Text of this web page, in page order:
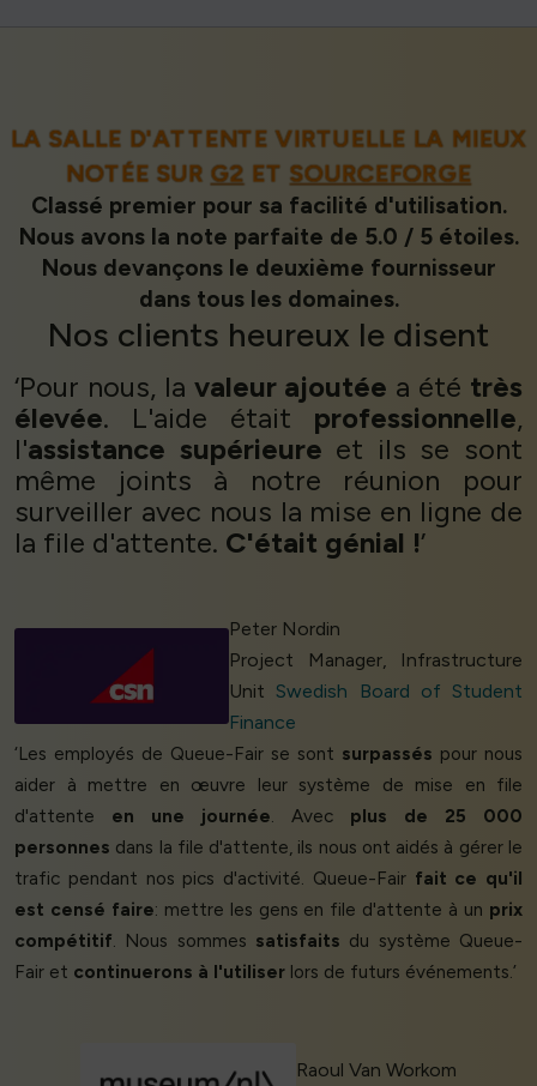
LA SALLE D'ATTENTE VIRTUELLE LA MIEUX
NOTÉE SURG2 ET SOURCEFORGE
Classé premier pour sa facilité d'utilisation.
Nous avons la note parfaite de 5.0 / 5 étoiles.
Nous devançons le deuxième fournisseur
dans tous les domaines.
Nos clients heureux le disent
‘Pour nous, la valeur ajoutée a été très
élevée. L'aide était professionnelle,
l'assistance supérieure et ils se sont
même joints à notre réunion pour
surveiller avec nous la mise en ligne de
la file d'attente. C'était génial !’
Peter Nordin
Project Manager, Infrastructure
Unit Swedish Board of Student
Finance
‘Les employés de Queue-Fair se sont surpassés pour nous
aider à mettre en œuvre leur système de mise en file
d'attente en une journée. Avec plus de 25 000
personnes dans la file d'attente, ils nous ont aidés à gérer le
trafic pendant nos pics d'activité. Queue-Fair fait ce qu'il
est censé faire: mettre les gens en file d'attente à un prix
compétitif. Nous sommes satisfaits du système Queue-
Fair et continuerons à l'utiliser lors de futurs événements.’
Raoul Van Workom